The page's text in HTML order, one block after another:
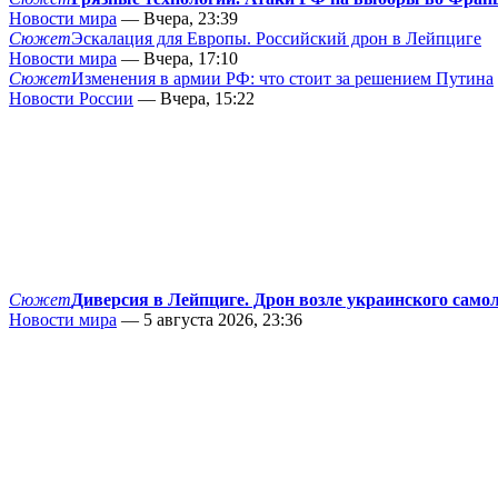
Новости мира — Вчера, 23:39
СюжетЭскалация для Европы. Российский дрон в Лейпциге
Новости мира — Вчера, 17:10
СюжетИзменения в армии РФ: что стоит за решением Путина
Новости России — Вчера, 15:22
СюжетДиверсия в Лейпциге. Дрон возле украинского
Новости мира — 5 августа 2026, 23:36